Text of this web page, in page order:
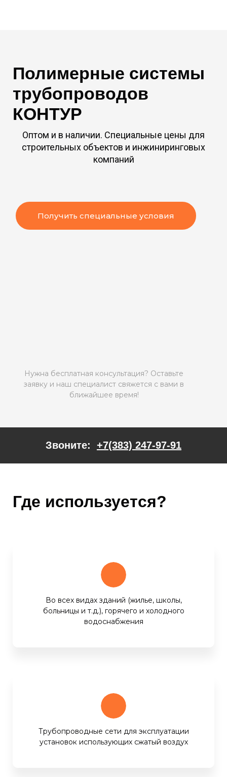
Полимерные системы
трубопроводов
КОНТУР
Оптом и в наличии. Специальные цены для
строительных объектов и инжиниринговых
компаний
Нужна бесплатная консультация? Оставьте
заявку и наш специалист свяжется с вами в
ближайшее время!
Получить специальные условия
Звоните: +7(383) 247-97-91
Где используется?
Во всех видах зданий (жилье, школы,
больницы и т.д.), горячего и холодного
водоснабжения
Трубопроводные сети для эксплуатации
установок использующих сжатый воздух